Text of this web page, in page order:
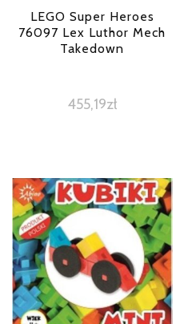
LEGO Super Heroes
76097 Lex Luthor Mech
Takedown
455,19zł